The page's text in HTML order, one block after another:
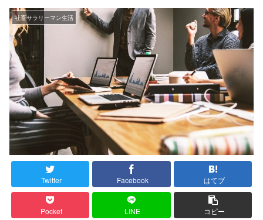
社畜サラリーマン生活
Twitter Facebook はてブ
Pocket LINE コピー